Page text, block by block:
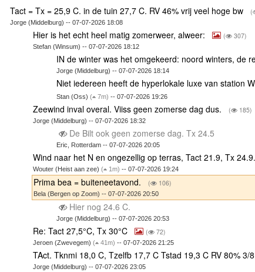
Tact = Tx = 25,9 C. in de tuin 27,7 C. RV 46% vrij veel hoge bw (
Jorge (Middelburg) -- 07-07-2026 18:08
Hier is het echt heel matig zomerweer, alweer: ( 307)
Stefan (Winsum) -- 07-07-2026 18:12
IN de winter was het omgekeerd: noord winters, de
Jorge (Middelburg) -- 07-07-2026 18:14
Niet iedereen heeft de hyperlokale luxe van station
Stan (Oss) ( 7m) -- 07-07-2026 19:26
Zeewind inval overal. Viiss geen zomerse dag dus. ( 185)
Jorge (Middelburg) -- 07-07-2026 18:32
De Bilt ook geen zomerse dag. Tx 24.5
Eric, Rotterdam -- 07-07-2026 20:05
Wind naar het N en ongezellig op terras, Tact 21.9, Tx 24.9.
Wouter (Heist aan zee)( 1m) -- 07-07-2026 19:24
Prima bea = buiteneetavond. ( 106)
Bela (Bergen op Zoom) -- 07-07-2026 20:50
Hier nog 24.6 C.
Jorge (Middelburg) -- 07-07-2026 20:53
Re: Tact 27,5°C, Tx 30°C ( 72)
Jeroen (Zwevegem)( 41m) -- 07-07-2026 21:25
TAct. Tknmi 18,0 C, Tzelfb 17,7 C Tstad 19,3 C RV 80% 3/8
Jorge (Middelburg) -- 07-07-2026 23:05